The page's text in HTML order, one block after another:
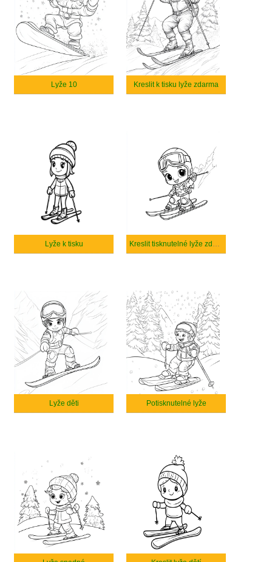
Lyže 10 Kreslit k tisku lyže zdarma
Lyže k tisku Kreslit tisknutelné lyže zdarma
Lyže děti Potisknutelné lyže